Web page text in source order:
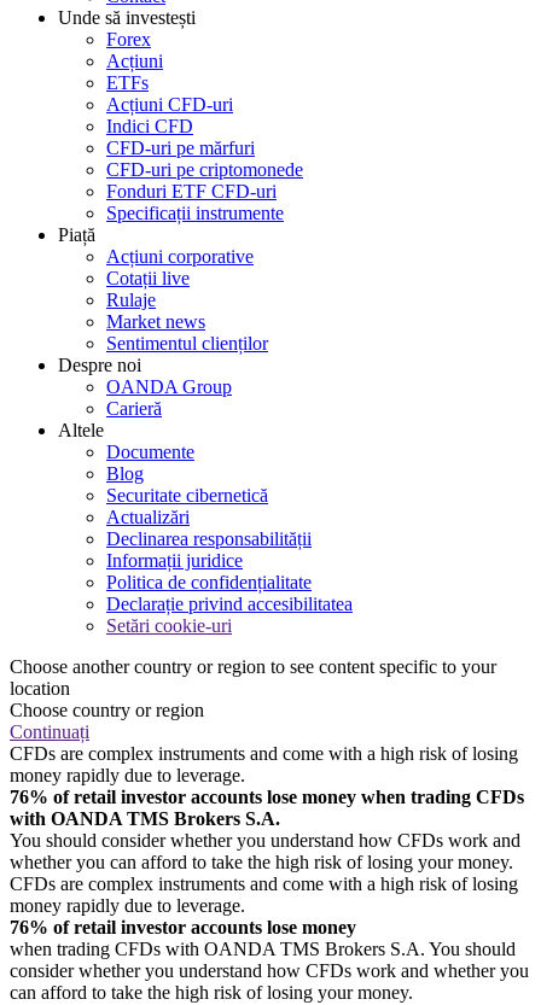
Unde să investești
Forex
Acțiuni
ETFs
Acțiuni CFD-uri
Indici CFD
CFD-uri pe mărfuri
CFD-uri pe criptomonede
Fonduri ETF CFD-uri
Specificații instrumente
Piață
Acțiuni corporative
Cotații live
Rulaje
Market news
Sentimentul clienților
Despre noi
OANDA Group
Carieră
Altele
Documente
Blog
Securitate cibernetică
Actualizări
Declinarea responsabilității
Informații juridice
Politica de confidențialitate
Declarație privind accesibilitatea
Setări cookie-uri
Choose another country or region to see content specific to your
location
Choose country or region
Continuați
CFDs are complex instruments and come with a high risk of losing
money rapidly due to leverage.
76% of retail investor accounts lose money when trading CFDs
with OANDA TMS Brokers S.A.
You should consider whether you understand how CFDs work and
whether you can afford to take the high risk of losing your money.
CFDs are complex instruments and come with a high risk of losing
money rapidly due to leverage.
76% of retail investor accounts lose money
when trading CFDs with OANDA TMS Brokers S.A. You should
consider whether you understand how CFDs work and whether you
can afford to take the high risk of losing your money.